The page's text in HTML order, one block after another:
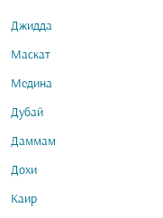
Джидда
Маскат
Медина
Дубай
Даммам
Дохи
Каир